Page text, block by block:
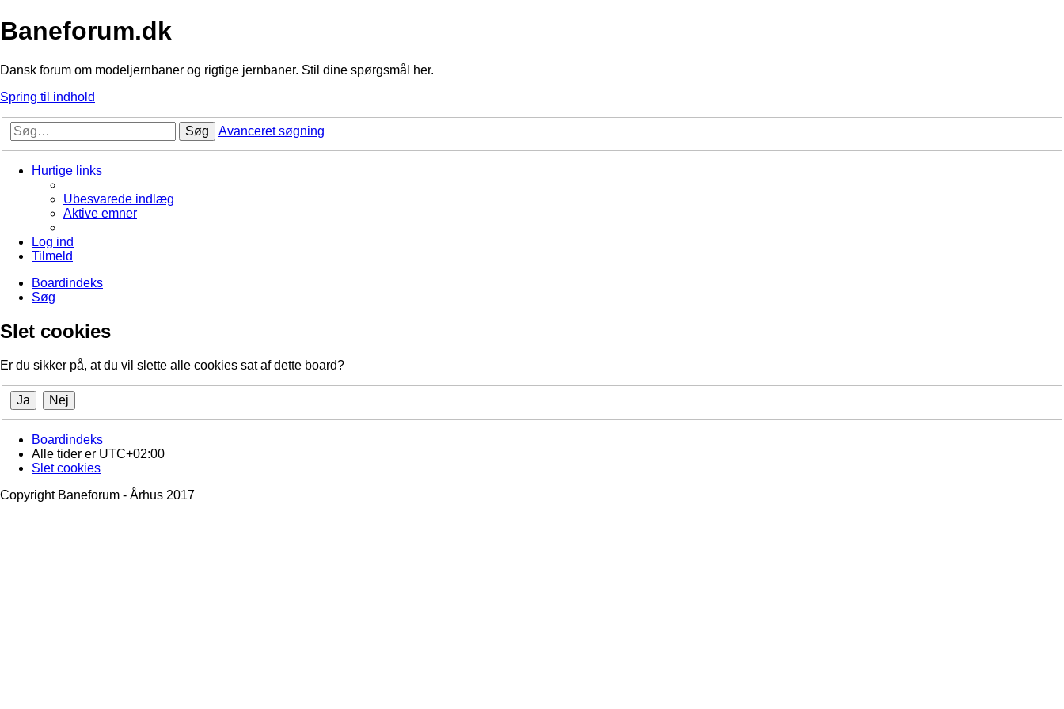
Baneforum.dk
Dansk forum om modeljernbaner og rigtige jernbaner. Stil dine spørgsmål her.
Spring til indhold
Søg Avanceret søgning
Hurtige links
Ubesvarede indlæg
Aktive emner
Log ind
Tilmeld
Boardindeks
Søg
Slet cookies
Er du sikker på, at du vil slette alle cookies sat af dette board?
Boardindeks
Alle tider er UTC+02:00
Slet cookies
Copyright Baneforum - Århus 2017